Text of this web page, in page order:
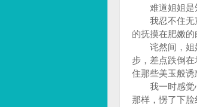
难道姐姐是知
我忍不住无声
的抚摸在肥嫩的
诧然间，姐姐
步，差点跌倒
住那些美玉般诱
我一时感觉心
那样，愣了下脸